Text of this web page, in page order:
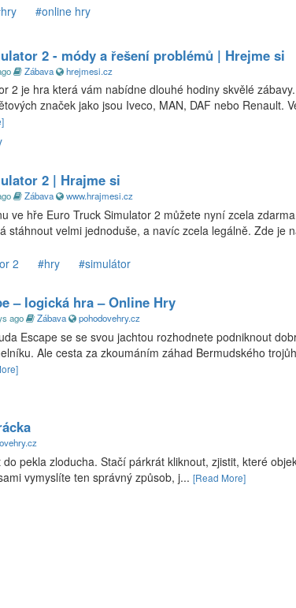
#online hry
2 - módy a řešení problémů | Hrejme si
Zábava hrejmesi.cz
2 je hra která vám nabídne dlouhé hodiny skvělé
značek jako jsou Iveco, MAN, DAF nebo Renault.
2 | Hrajme si
Zábava www.hrajmesi.cz
ve hře Euro Truck Simulator 2 můžete nyní zcela
stáhnout velmi jednoduše, a navíc zcela legálně. Zde je
2 #hry #simulátor
– logická hra – Online Hry
ago Zábava pohodovehry.cz
Escape se se svou jachtou rozhodnete podniknout
Ale cesta za zkoumáním záhad Bermudského
pekla zloducha. Stačí párkrát kliknout, zjistit, které
vymyslíte ten správný způsob, j... [Read More]